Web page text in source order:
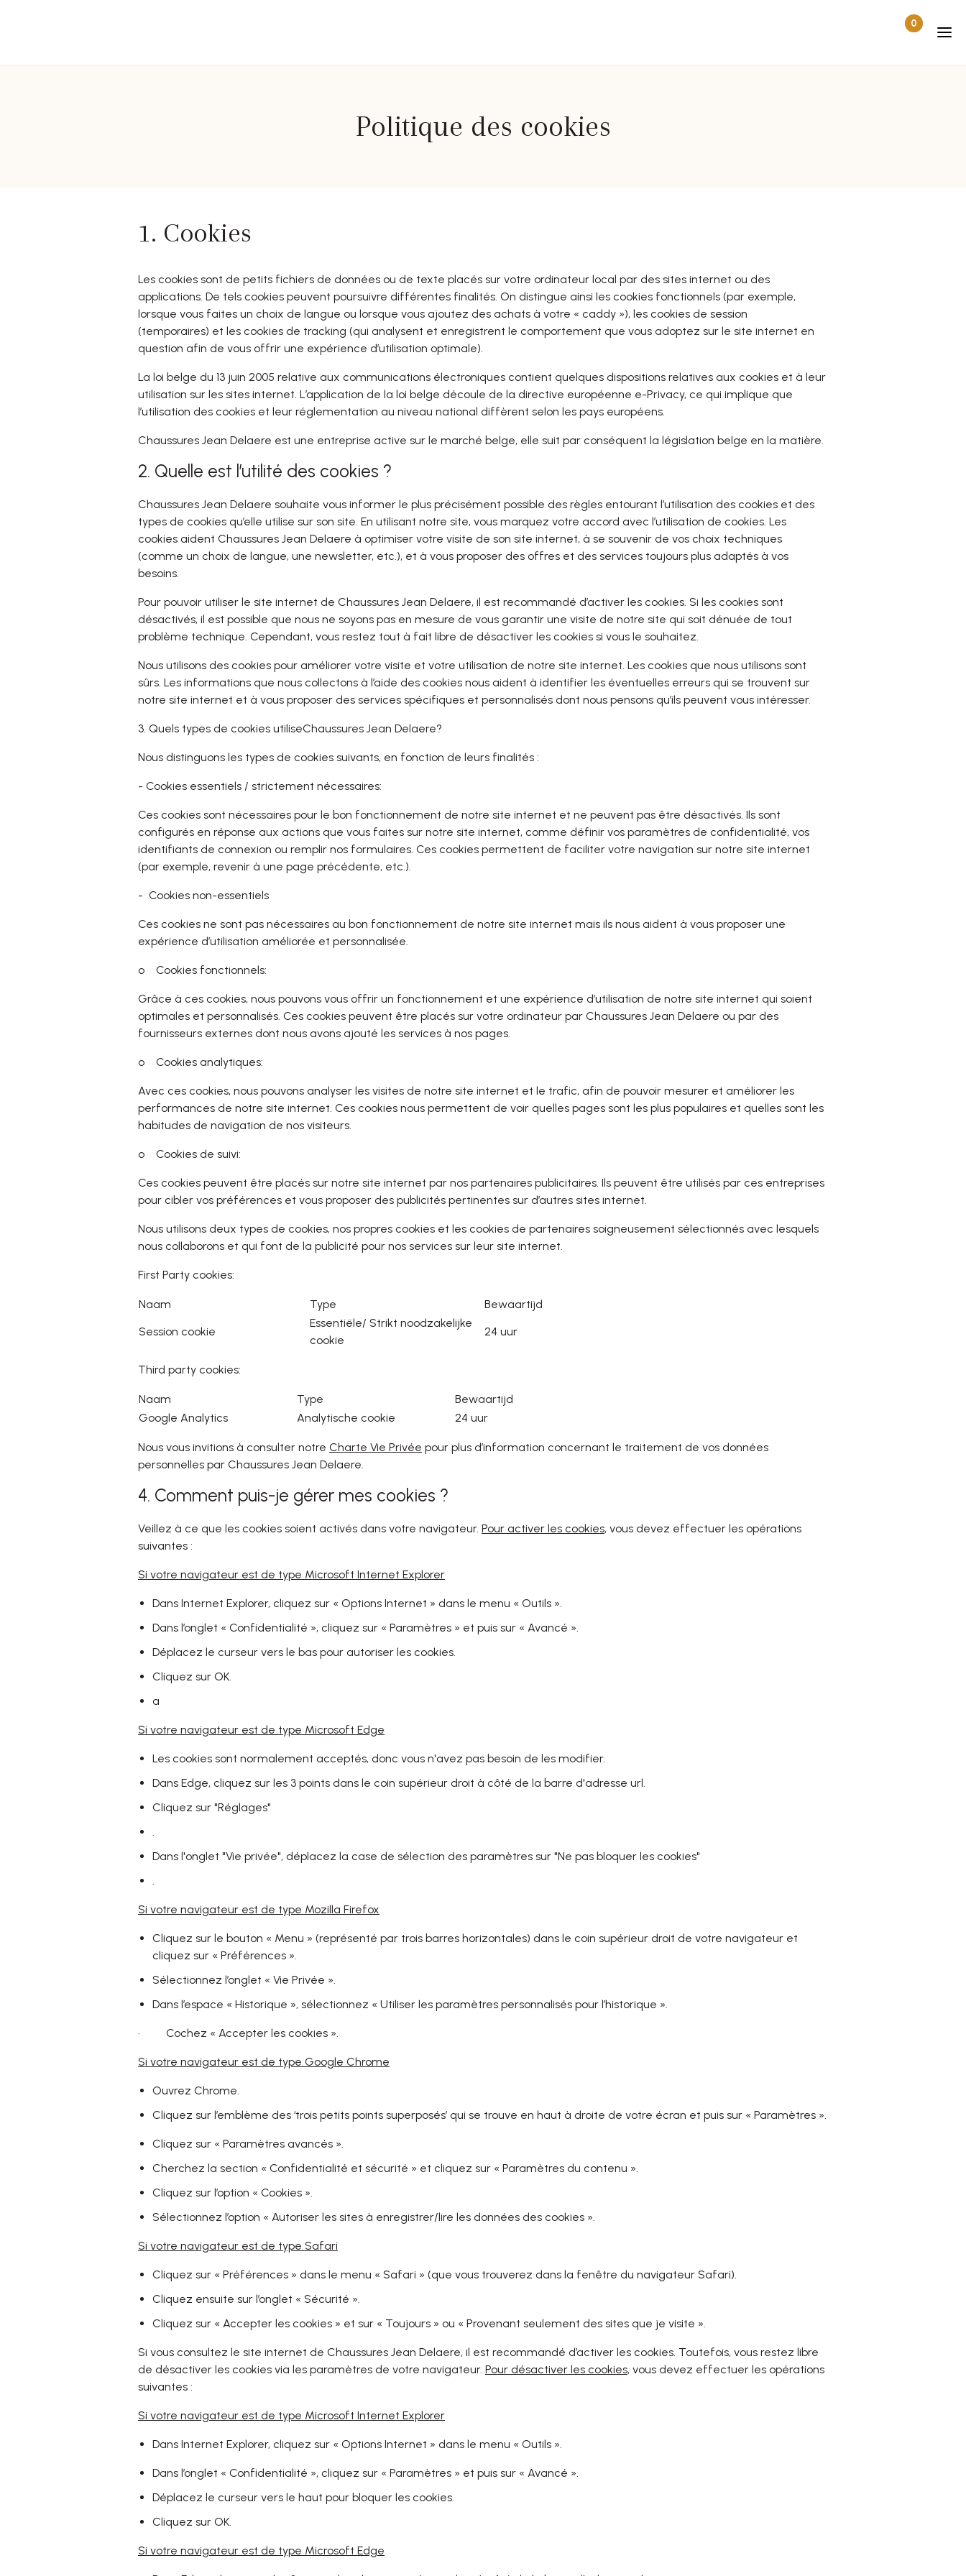
0Articles
Politique des cookies
1. Cookies
Les cookies sont de petits fichiers de données ou de texte placés sur votre ordinateur local par des sites internet ou des
applications. De tels cookies peuvent poursuivre différentes finalités. On distingue ainsi les cookies fonctionnels (par exemple,
lorsque vous faites un choix de langue ou lorsque vous ajoutez des achats à votre « caddy »), les cookies de session
(temporaires) et les cookies de tracking (qui analysent et enregistrent le comportement que vous adoptez sur le site internet en
question afin de vous offrir une expérience d’utilisation optimale).
La loi belge du 13 juin 2005 relative aux communications électroniques contient quelques dispositions relatives aux cookies et à leur
utilisation sur les sites internet. L’application de la loi belge découle de la directive européenne e-Privacy, ce qui implique que
l’utilisation des cookies et leur réglementation au niveau national diffèrent selon les pays européens.
Chaussures Jean Delaere est une entreprise active sur le marché belge, elle suit par conséquent la législation belge en la matière.
2. Quelle est l’utilité des cookies ?
Chaussures Jean Delaere souhaite vous informer le plus précisément possible des règles entourant l’utilisation des cookies et des
types de cookies qu’elle utilise sur son site. En utilisant notre site, vous marquez votre accord avec l’utilisation de cookies. Les
cookies aident Chaussures Jean Delaere à optimiser votre visite de son site internet, à se souvenir de vos choix techniques
(comme un choix de langue, une newsletter, etc.), et à vous proposer des offres et des services toujours plus adaptés à vos
besoins.
Pour pouvoir utiliser le site internet de Chaussures Jean Delaere, il est recommandé d’activer les cookies. Si les cookies sont
désactivés, il est possible que nous ne soyons pas en mesure de vous garantir une visite de notre site qui soit dénuée de tout
problème technique. Cependant, vous restez tout à fait libre de désactiver les cookies si vous le souhaitez.
Nous utilisons des cookies pour améliorer votre visite et votre utilisation de notre site internet. Les cookies que nous utilisons sont
sûrs. Les informations que nous collectons à l’aide des cookies nous aident à identifier les éventuelles erreurs qui se trouvent sur
notre site internet et à vous proposer des services spécifiques et personnalisés dont nous pensons qu’ils peuvent vous intéresser.
3. Quels types de cookies utiliseChaussures Jean Delaere?
Nous distinguons les types de cookies suivants, en fonction de leurs finalités :
- Cookies essentiels / strictement nécessaires:
Ces cookies sont nécessaires pour le bon fonctionnement de notre site internet et ne peuvent pas être désactivés. Ils sont
configurés en réponse aux actions que vous faites sur notre site internet, comme définir vos paramètres de confidentialité, vos
identifiants de connexion ou remplir nos formulaires. Ces cookies permettent de faciliter votre navigation sur notre site internet
(par exemple, revenir à une page précédente, etc.).
- Cookies non-essentiels
Ces cookies ne sont pas nécessaires au bon fonctionnement de notre site internet mais ils nous aident à vous proposer une
expérience d’utilisation améliorée et personnalisée.
o Cookies fonctionnels:
Grâce à ces cookies, nous pouvons vous offrir un fonctionnement et une expérience d’utilisation de notre site internet qui soient
optimales et personnalisés. Ces cookies peuvent être placés sur votre ordinateur par Chaussures Jean Delaere ou par des
fournisseurs externes dont nous avons ajouté les services à nos pages.
o Cookies analytiques:
Avec ces cookies, nous pouvons analyser les visites de notre site internet et le trafic, afin de pouvoir mesurer et améliorer les
performances de notre site internet. Ces cookies nous permettent de voir quelles pages sont les plus populaires et quelles sont les
habitudes de navigation de nos visiteurs.
o Cookies de suivi:
Ces cookies peuvent être placés sur notre site internet par nos partenaires publicitaires. Ils peuvent être utilisés par ces entreprises
pour cibler vos préférences et vous proposer des publicités pertinentes sur d’autres sites internet.
Nous utilisons deux types de cookies, nos propres cookies et les cookies de partenaires soigneusement sélectionnés avec lesquels
nous collaborons et qui font de la publicité pour nos services sur leur site internet.
First Party cookies:
Naam Type
Bewaartijd
Session cookie
Essentiële/ Strikt noodzakelijke
cookie
24 uur
Third party cookies:
Naam Type
Bewaartijd
Google Analytics
Analytische cookie 24 uur
Nous vous invitions à consulter notre Charte Vie Privée pour plus d’information concernant le traitement de vos données
personnelles par Chaussures Jean Delaere.
4. Comment puis-je gérer mes cookies ?
Veillez à ce que les cookies soient activés dans votre navigateur. Pour activer les cookies, vous devez effectuer les opérations
suivantes :
Si votre navigateur est de type Microsoft Internet Explorer
Dans Internet Explorer, cliquez sur « Options Internet » dans le menu « Outils ».
Dans l’onglet « Confidentialité », cliquez sur « Paramètres » et puis sur « Avancé ».
Déplacez le curseur vers le bas pour autoriser les cookies.
Cliquez sur OK.
a
Si votre navigateur est de type Microsoft Edge
Les cookies sont normalement acceptés, donc vous n'avez pas besoin de les modifier.
Dans Edge, cliquez sur les 3 points dans le coin supérieur droit à côté de la barre d'adresse url.
Cliquez sur "Réglages"
.
Dans l'onglet "Vie privée", déplacez la case de sélection des paramètres sur "Ne pas bloquer les cookies"
.
Si votre navigateur est de type Mozilla Firefox
Cliquez sur le bouton « Menu » (représenté par trois barres horizontales) dans le coin supérieur droit de votre navigateur et
cliquez sur « Préférences ».
Sélectionnez l’onglet « Vie Privée ».
Dans l’espace « Historique », sélectionnez « Utiliser les paramètres personnalisés pour l’historique ».
· Cochez « Accepter les cookies ».
Si votre navigateur est de type Google Chrome
Ouvrez Chrome.
Cliquez sur l’emblème des ‘trois petits points superposés’ qui se trouve en haut à droite de votre écran et puis sur « Paramètres ».
Cliquez sur « Paramètres avancés ».
Cherchez la section « Confidentialité et sécurité » et cliquez sur « Paramètres du contenu ».
Cliquez sur l’option « Cookies ».
Sélectionnez l’option « Autoriser les sites à enregistrer/lire les données des cookies ».
Si votre navigateur est de type Safari
Cliquez sur « Préférences » dans le menu « Safari » (que vous trouverez dans la fenêtre du navigateur Safari).
Cliquez ensuite sur l’onglet « Sécurité ».
Cliquez sur « Accepter les cookies » et sur « Toujours » ou « Provenant seulement des sites que je visite ».
Si vous consultez le site internet de Chaussures Jean Delaere, il est recommandé d’activer les cookies. Toutefois, vous restez libre
de désactiver les cookies via les paramètres de votre navigateur. Pour désactiver les cookies, vous devez effectuer les opérations
suivantes :
Si votre navigateur est de type Microsoft Internet Explorer
Dans Internet Explorer, cliquez sur « Options Internet » dans le menu « Outils ».
Dans l’onglet « Confidentialité », cliquez sur « Paramètres » et puis sur « Avancé ».
Déplacez le curseur vers le haut pour bloquer les cookies.
Cliquez sur OK.
Si votre navigateur est de type Microsoft Edge